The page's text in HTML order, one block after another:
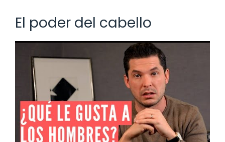
El poder del cabello